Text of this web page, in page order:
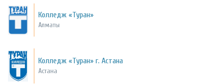
Колледж «Туран»
Алматы
Колледж «Туран» г. Астана
Астана